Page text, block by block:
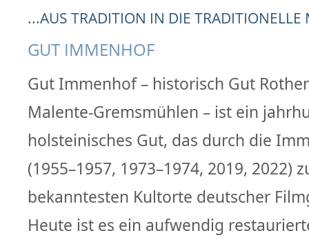
...AUS TRADITION IN DIE TRADITIONELLE
GUT IMMENHOF
Gut Immenhof – historisch Gut
Malente-Gremsmühlen – ist ein
holsteinisches Gut, das durch die
(1955–1957, 1973–1974, 2019, 2022)
bekanntesten Kultorte deutscher
Heute ist es ein aufwendig